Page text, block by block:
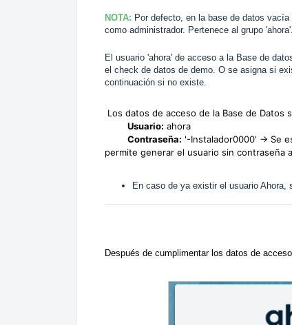
NOTA: Por defecto, en la base de datos
como administrador. Pertenece al grupo 'ahora'.
El usuario 'ahora' de acceso a la Base de
el check de datos de demo. O se asigna si
continuación si no existe.
Los datos de acceso de la Base de Datos
Usuario: ahora
Contraseña: '-Instalador0000' → Se
permite generar el usuario sin contraseña
En caso de ya existir el usuario Ahora,
Después de cumplimentar los datos de